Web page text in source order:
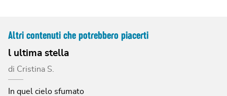
Altri contenuti che potrebbero piacerti
l ultima stella
di Cristina S.
In quel cielo sfumato